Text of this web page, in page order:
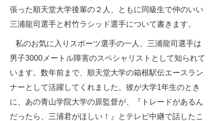
張った順天堂大学後輩の２人、ともに同級生で仲のいい
三浦龍司選手と村竹ラシッド選手について書きます。
私のお気に入りスポーツ選手の一人、三浦龍司選手は
男子3000メートル障害のスペシャリストとして知られて
います。数年前まで、順天堂大学の箱根駅伝エースラン
ナーとして活躍してくれました。彼が大学1年生のとき
に、あの青山学院大学の原監督が、『トレードがあるん
だったら、三浦君がほしい！』とテレビ中継で話したこ